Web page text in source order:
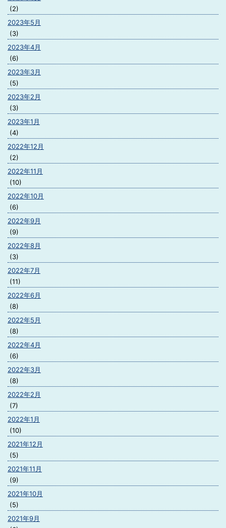
(2)
2023年5月
(3)
2023年4月
(6)
2023年3月
(5)
2023年2月
(3)
2023年1月
(4)
2022年12月
(2)
2022年11月
(10)
2022年10月
(6)
2022年9月
(9)
2022年8月
(3)
2022年7月
(11)
2022年6月
(8)
2022年5月
(8)
2022年4月
(6)
2022年3月
(8)
2022年2月
(7)
2022年1月
(10)
2021年12月
(5)
2021年11月
(9)
2021年10月
(5)
2021年9月